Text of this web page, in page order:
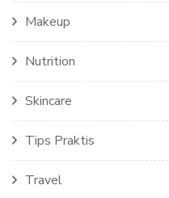
Makeup
Nutrition
Skincare
Tips Praktis
Travel